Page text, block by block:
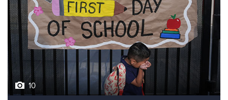
10
Фотохроника 7 августа